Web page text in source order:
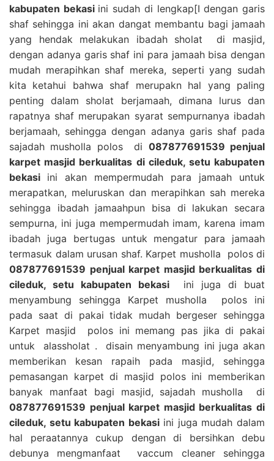
kabupaten bekasi ini sudah di lengkap[I dengan garis
shaf sehingga ini akan dangat membantu bagi jamaah
yang hendak melakukan ibadah sholat di masjid,
dengan adanya garis shaf ini para jamaah bisa dengan
mudah merapihkan shaf mereka, seperti yang sudah
kita ketahui bahwa shaf merupakn hal yang paling
penting dalam sholat berjamaah, dimana lurus dan
rapatnya shaf merupakan syarat sempurnanya ibadah
berjamaah, sehingga dengan adanya garis shaf pada
sajadah musholla polos di 087877691539 penjual
karpet masjid berkualitas di cileduk, setu kabupaten
bekasi ini akan mempermudah para jamaah untuk
merapatkan, meluruskan dan merapihkan sah mereka
sehingga ibadah jamaahpun bisa di lakukan secara
sempurna, ini juga mempermudah imam, karena imam
ibadah juga bertugas untuk mengatur para jamaah
termasuk dalam urusan shaf. Karpet musholla polos di
087877691539 penjual karpet masjid berkualitas di
cileduk, setu kabupaten bekasi
ini juga di buat
menyambung sehingga Karpet musholla polos ini
pada saat di pakai tidak mudah bergeser sehingga
Karpet masjid polos ini memang pas jika di pakai
untuk alassholat . disain menyambung ini juga akan
memberikan kesan rapaih pada masjid, sehingga
pemasangan karpet di masjid polos ini memberikan
banyak manfaat bagi masjid, sajadah musholla di
087877691539 penjual karpet masjid berkualitas di
cileduk, setu kabupaten bekasi ini juga mudah dalam
hal peraatannya cukup dengan di bersihkan debu
debunya mengmanfaat vaccum cleaner sehingga